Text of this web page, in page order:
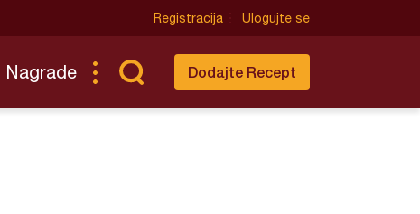
Registracija Ulogujte se
Nagrade Dodajte Recept